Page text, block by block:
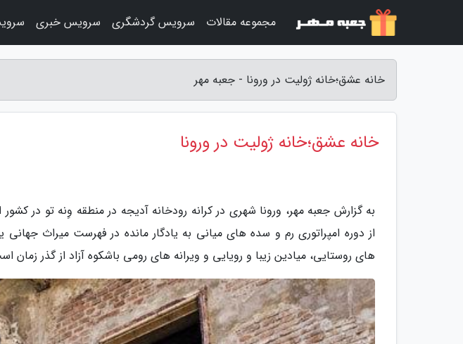
خانه عشق؛خانه ژولیت در ورونا - جعبه مهر
خانه عشق؛خانه ژولیت در ورونا
به گزارش جعبه مهر، ورونا شهری در کرانه رودخانه آدیجه در منطقه وِنه تو در
از دوره امپراتوری رم و سده های میانی به یادگار مانده در فهرست میراث
های روستایی، میادین زیبا و رویایی و ویرانه های رومی باشکوه آزاد از گذر زمان
مجموعه مقالات سرویس گردشگری سرویس خبری